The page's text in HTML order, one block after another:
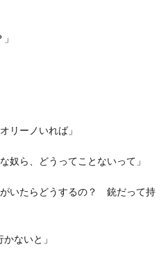
リーノいれば」
奴ら、どうってことないって」
いたらどうするの？ 銃だって持
ないと」